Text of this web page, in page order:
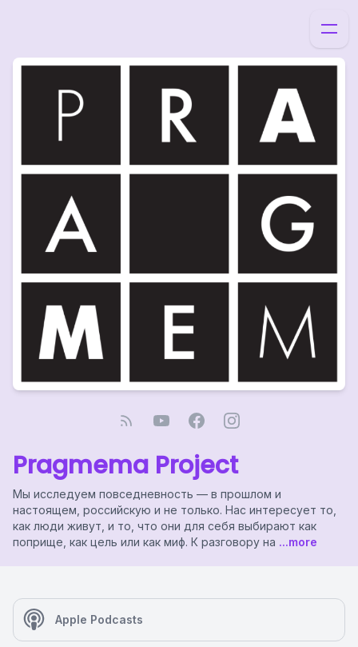
Pragmema Project
Мы исследуем повседневность — в прошлом и
настоящем, российскую и не только. Нас интересует то,
как люди живут, и то, что они для себя выбирают как
поприще, как цель или как миф. К разговору на ...more
Apple Podcasts